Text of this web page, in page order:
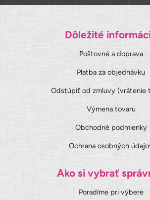
Dôležité
Poštovné a doprava
Platba za objednávku
Odstúpiť od zmluvy (vrátenie
Výmena tovaru
Obchodné podmienky
Ochrana osobných
Ako si vybrať
Poradíme pri výbere